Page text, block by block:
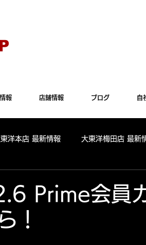
報 店舗情報 ブログ 自
洋本店 最新情報 大東洋梅田店 最新
パールサーティーン 出玉ランキング
Prime会員
！